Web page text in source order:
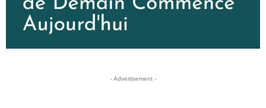
- Advertisement -